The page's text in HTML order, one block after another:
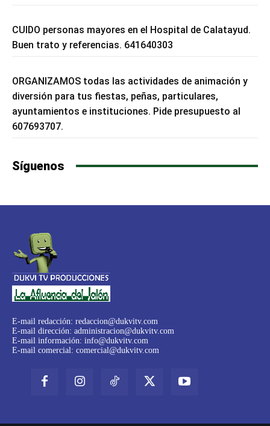
CUIDO personas mayores en el Hospital de Calatayud.
Buen trato y referencias. 641640303
ORGANIZAMOS todas las actividades de animación y
diversión para tus fiestas, peñas, particulares,
ayuntamientos e instituciones. Pide presupuesto al
607693707.
Síguenos
E-mail redacción: redaccion@dukvitv.com
E-mail dirección: administracion@dukvitv.com
E-mail información: info@dukvitv.com
E-mail comercial: comercial@dukvitv.com